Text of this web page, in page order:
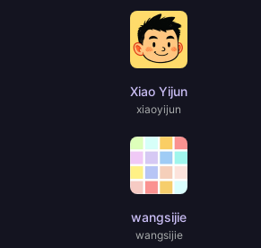
Xiao Yijun
xiaoyijun
wangsijie
wangsijie